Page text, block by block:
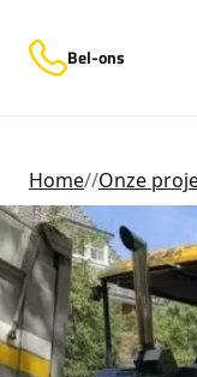
Bel-ons
Home//Onze